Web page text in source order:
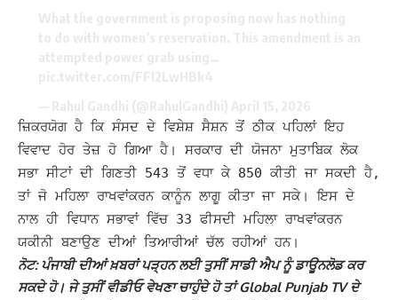
ਜ਼ਿਕਰਯੋਗ ਹੈ ਕਿ ਸੰਸਦ ਦੇ ਵਿਸ਼ੇਸ਼ ਸੈਸ਼ਨ ਤੋਂ ਠੀਕ ਪਹਿਲਾਂ ਇਹ
ਵਿਵਾਦ ਹੋਰ ਤੇਜ਼ ਹੋ ਗਿਆ ਹੈ। ਸਰਕਾਰ ਦੀ ਯੋਜਨਾ ਮੁਤਾਬਿਕ ਲੋਕ
ਸਭਾ ਸੀਟਾਂ ਦੀ ਗਿਣਤੀ 543 ਤੋਂ ਵਧਾ ਕੇ 850 ਕੀਤੀ ਜਾ ਸਕਦੀ ਹੈ,
ਤਾਂ ਜੋ ਮਹਿਲਾ ਰਾਖਵਾਂਕਰਨ ਕਾਨੂੰਨ ਲਾਗੂ ਕੀਤਾ ਜਾ ਸਕੇ। ਇਸ ਦੇ
ਨਾਲ ਹੀ ਵਿਧਾਨ ਸਭਾਵਾਂ ਵਿੱਚ 33 ਫੀਸਦੀ ਮਹਿਲਾ ਰਾਖਵਾਂਕਰਨ
ਯਕੀਨੀ ਬਣਾਉਣ ਦੀਆਂ ਤਿਆਰੀਆਂ ਚੱਲ ਰਹੀਆਂ ਹਨ।
ਨੋਟ: ਪੰਜਾਬੀ ਦੀਆਂ ਖ਼ਬਰਾਂ ਪੜ੍ਹਨ ਲਈ ਤੁਸੀਂ ਸਾਡੀ ਐਪ ਨੂੰ ਡਾਊਨਲੋਡ ਕਰ
ਸਕਦੇ ਹੋ। ਜੇ ਤੁਸੀਂ ਵੀਡੀਓ ਵੇਖਣਾ ਚਾਹੁੰਦੇ ਹੋ ਤਾਂ Global Punjab TV ਦੇ